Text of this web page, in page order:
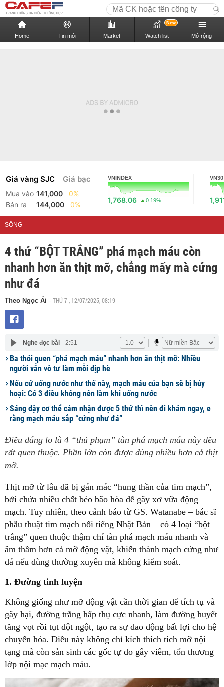
Home Tin mới Market Watch list
New
Mở rộng
Giá vàng SJC Giá bạc
Mua vào 141,000
0%
Bán ra
144,000 0%
VNINDEX
1,768.06 0.19%
VN30
SỐNG
4 thứ “BỘT TRẮNG” phá mạch máu còn
nhanh hơn ăn thịt mỡ, chẳng mấy mà cứng
như đá
Theo Ngọc Ái - THỨ 7 , 12/07/2025, 08:19
Nghe đọc bài 2:51
Ba thói quen “phá mạch máu” nhanh hơn ăn thịt mỡ: Nhiều
người vẫn vô tư làm mỗi dịp hè
Nếu cứ uống nước như thế này, mạch máu của bạn sẽ bị hủy
hoại: Có 3 điều không nên làm khi uống nước
Sáng dậy cơ thể cảm nhận được 5 thứ thì nên đi khám ngay, e
rằng mạch máu sắp “cứng như đá”
Điều đáng lo là 4 “thủ phạm” tàn phá mạch máu này đều
rất quen thuộc. Phần lớn còn được dùng nhiều hơn cả thịt
mỡ.
Thịt mỡ từ lâu đã bị gán mác “hung thần của tim mạch”,
bởi chứa nhiều chất béo bão hòa dễ gây xơ vữa động
mạch. Tuy nhiên, theo cảnh báo từ GS. Watanabe – bác sĩ
phẫu thuật tim mạch nổi tiếng Nhật Bản – có 4 loại “bột
trắng” quen thuộc thậm chí tàn phá mạch máu nhanh và
âm thầm hơn cả mỡ động vật, khiến thành mạch cứng như
đá nếu dùng thường xuyên mà không kiểm soát.
1. Đường tinh luyện
Không giống như mỡ động vật cần thời gian để tích tụ và
gây hại, đường trắng hấp thụ cực nhanh, làm đường huyết
tăng vọt rồi tụt đột ngột, tạo ra sự dao động bất lợi cho hệ
chuyển hóa. Điều này không chỉ kích thích tích mỡ nội
tạng mà còn sản sinh các gốc tự do gây viêm, tổn thương
lớp nội mạc mạch máu.